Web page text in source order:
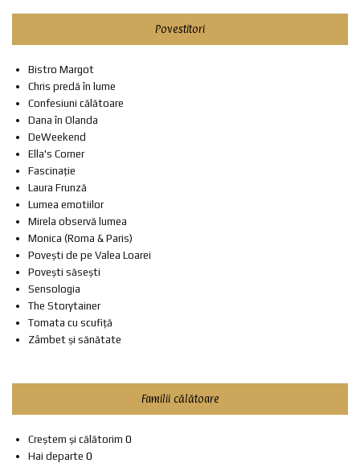
Povestitori
Bistro Margot
Chris predă în lume
Confesiuni călătoare
Dana în Olanda
DeWeekend
Ella's Corner
Fascinație
Laura Frunză
Lumea emotiilor
Mirela observă lumea
Monica (Roma & Paris)
Povești de pe Valea Loarei
Povești săsești
Sensologia
The Storytainer
Tomata cu scufiță
Zâmbet și sănătate
Familii călătoare
Creștem și călătorim 0
Hai departe 0